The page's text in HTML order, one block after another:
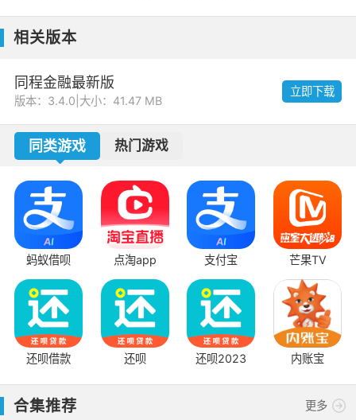
相关版本
同程金融最新版
版本：3.4.0 大小：41.47 MB
立即下载
同类游戏 热门游戏
蚂蚁借呗 点淘app 支付宝 芒果TV
还呗借款 还呗 还呗2023 内账宝
合集推荐 更多